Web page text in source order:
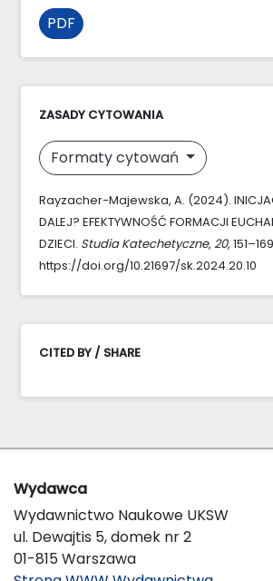
PDF
ZASADY CYTOWANIA
Formaty cytowań
Rayzacher-Majewska, A. (2024).
DALEJ? EFEKTYWNOŚĆ FORMACJI
DZIECI. Studia Katechetyczne, 20,
https://doi.org/10.21697/sk.2024.20.10
CITED BY / SHARE
Wydawca
Wydawnictwo Naukowe UKSW
ul. Dewajtis 5, domek nr 2
01-815 Warszawa